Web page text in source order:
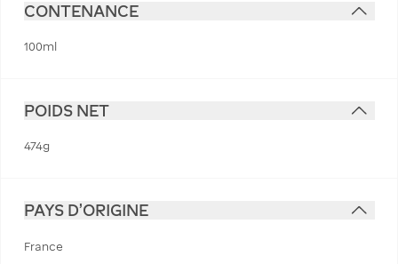
CONTENANCE
100ml
POIDS NET
474g
PAYS D'ORIGINE
France